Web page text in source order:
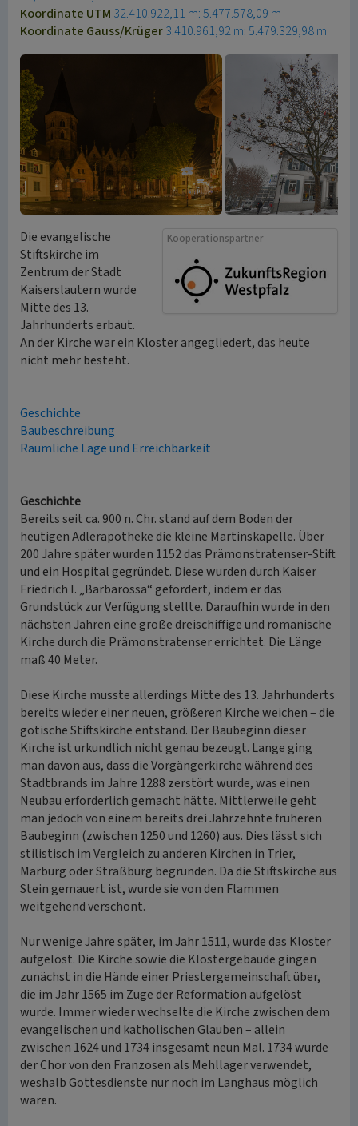
Koordinate UTM 32.410.922,11 m: 5.477.578,09 m
Koordinate Gauss/Krüger3.410.961,92 m: 5.479.329,98 m
Kooperationspartner
Die evangelische
Stiftskirche im
Zentrum der Stadt
Kaiserslautern wurde
Mitte des 13.
Jahrhunderts erbaut.
An der Kirche war ein Kloster angegliedert, das heute
nicht mehr besteht.
Geschichte
Baubeschreibung
Räumliche Lage und Erreichbarkeit
Geschichte
Bereits seit ca. 900 n. Chr. stand auf dem Boden der
heutigen Adlerapotheke die kleine Martinskapelle. Über
200 Jahre später wurden 1152 das Prämonstratenser-Stift
und ein Hospital gegründet. Diese wurden durch Kaiser
Friedrich I. „Barbarossa“ gefördert, indem er das
Grundstück zur Verfügung stellte. Daraufhin wurde in den
nächsten Jahren eine große dreischiffige und romanische
Kirche durch die Prämonstratenser errichtet. Die Länge
maß 40 Meter.
Diese Kirche musste allerdings Mitte des 13. Jahrhunderts
bereits wieder einer neuen, größeren Kirche weichen – die
gotische Stiftskirche entstand. Der Baubeginn dieser
Kirche ist urkundlich nicht genau bezeugt. Lange ging
man davon aus, dass die Vorgängerkirche während des
Stadtbrands im Jahre 1288 zerstört wurde, was einen
Neubau erforderlich gemacht hätte. Mittlerweile geht
man jedoch von einem bereits drei Jahrzehnte früheren
Baubeginn (zwischen 1250 und 1260) aus. Dies lässt sich
stilistisch im Vergleich zu anderen Kirchen in Trier,
Marburg oder Straßburg begründen. Da die Stiftskirche aus
Stein gemauert ist, wurde sie von den Flammen
weitgehend verschont.
Nur wenige Jahre später, im Jahr 1511, wurde das Kloster
aufgelöst. Die Kirche sowie die Klostergebäude gingen
zunächst in die Hände einer Priestergemeinschaft über,
die im Jahr 1565 im Zuge der Reformation aufgelöst
wurde. Immer wieder wechselte die Kirche zwischen dem
evangelischen und katholischen Glauben – allein
zwischen 1624 und 1734 insgesamt neun Mal. 1734 wurde
der Chor von den Franzosen als Mehllager verwendet,
weshalb Gottesdienste nur noch im Langhaus möglich
waren.